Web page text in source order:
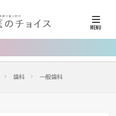
歯科 一般歯科